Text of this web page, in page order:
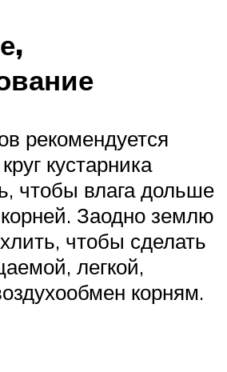
рекомендуется
кустарника
чтобы влага дольше
Заодно землю
чтобы сделать
легкой,
корням.